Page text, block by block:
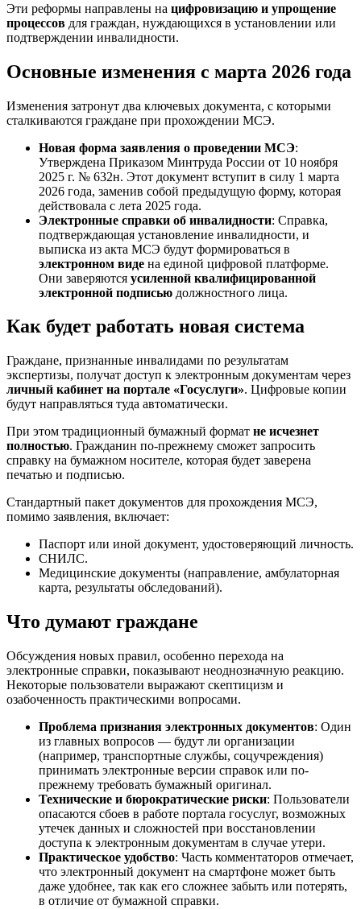
Эти реформы направлены на цифровизацию и упрощение
процессов для граждан, нуждающихся в установлении или
подтверждении инвалидности.
Основные изменения с марта 2026 года
Изменения затронут два ключевых документа, с которыми
сталкиваются граждане при прохождении МСЭ.
Новая форма заявления о проведении МСЭ:
Утверждена Приказом Минтруда России от 10 ноября
2025 г. № 632н. Этот документ вступит в силу 1 марта
2026 года, заменив собой предыдущую форму, которая
действовала с лета 2025 года.
Электронные справки об инвалидности: Справка,
подтверждающая установление инвалидности, и
выписка из акта МСЭ будут формироваться в
электронном виде на единой цифровой платформе.
Они заверяются усиленной квалифицированной
электронной подписью должностного лица.
Как будет работать новая система
Граждане, признанные инвалидами по результатам
экспертизы, получат доступ к электронным документам через
личный кабинет на портале «Госуслуги». Цифровые копии
будут направляться туда автоматически.
При этом традиционный бумажный формат не исчезнет
полностью. Гражданин по-прежнему сможет запросить
справку на бумажном носителе, которая будет заверена
печатью и подписью.
Стандартный пакет документов для прохождения МСЭ,
помимо заявления, включает:
Паспорт или иной документ, удостоверяющий личность.
СНИЛС.
Медицинские документы (направление, амбулаторная
карта, результаты обследований).
Что думают граждане
Обсуждения новых правил, особенно перехода на
электронные справки, показывают неоднозначную реакцию.
Некоторые пользователи выражают скептицизм и
озабоченность практическими вопросами.
Проблема признания электронных документов: Один
из главных вопросов — будут ли организации
(например, транспортные службы, соцучреждения)
принимать электронные версии справок или по-
прежнему требовать бумажный оригинал.
Технические и бюрократические риски: Пользователи
опасаются сбоев в работе портала госуслуг, возможных
утечек данных и сложностей при восстановлении
доступа к электронным документам в случае утери.
Практическое удобство: Часть комментаторов отмечает,
что электронный документ на смартфоне может быть
даже удобнее, так как его сложнее забыть или потерять,
в отличие от бумажной справки.